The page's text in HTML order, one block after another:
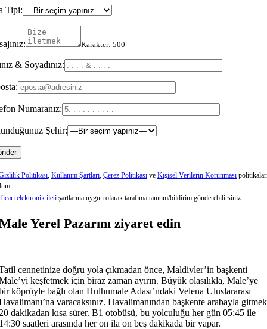
Tipi:
Karakter: 500
& Soyadınız:
Numaranız:
Şehir:
Politikası Kullanım Şartları Çerez Politikası ve Kişisel Verilerin Korunması
elektronik ileti şartlarına uygun olarak tarafıma tanıtım/bildirim gönderebilirsiniz.
Yerel Pazarını ziyaret edin
cennetinize doğru yola çıkmadan önce, Maldivler’in başkenti
keşfetmek için biraz zaman ayırın. Büyük olasılıkla, Male’ye
köprüyle bağlı olan Hulhumale Adası’ndaki Velena Uluslararası
varacaksınız. Havalimanından başkente arabayla gitmek
dakikadan kısa sürer. B1 otobüsü, bu yolculuğu her gün 05:45 ile
saatleri arasında her on ila on beş dakikada bir yapar.